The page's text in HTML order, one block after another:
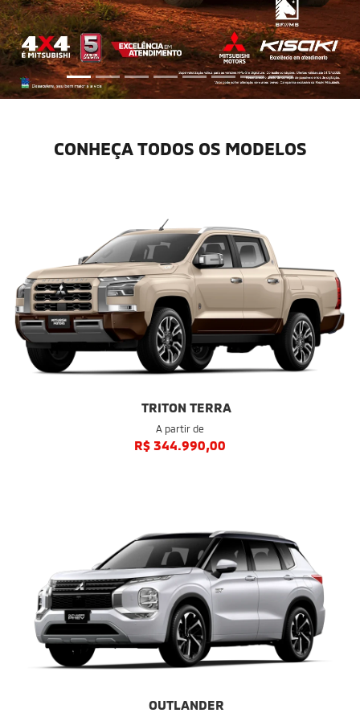
CONHEÇA TODOS OS MODELOS
TRITON TERRA
A partir de
R$ 344.990,00
OUTLANDER